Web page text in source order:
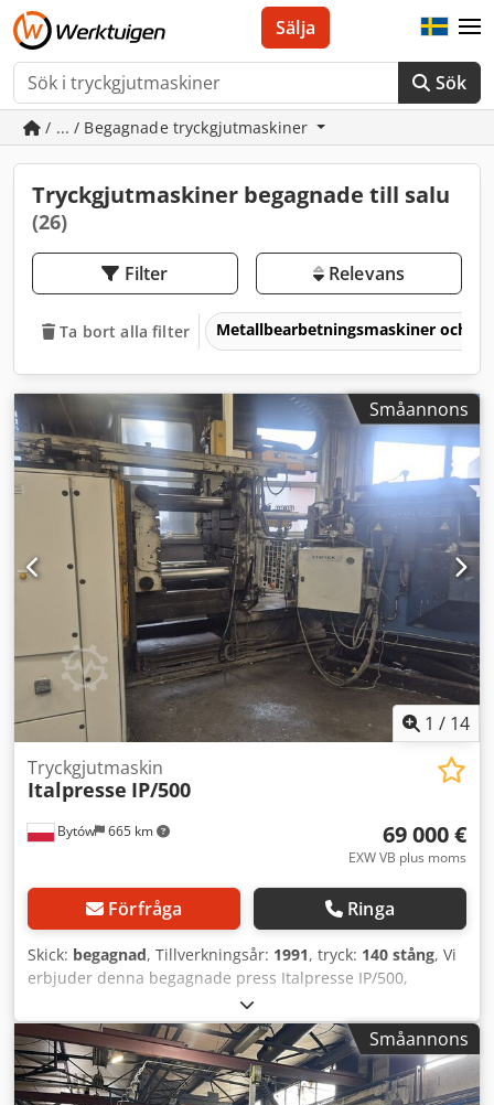
Sök
Sälja
/ ... / Begagnade tryckgjutmaskiner
Tryckgjutmaskiner begagnade till salu
(26)
Filter Relevans
Ta bort alla filter Metallbearbetningsmaskiner och
Småannons
1 / 14
Bytów 665 km
Tryckgjutmaskin
Italpresse IP/500
69 000 €
EXW VB plus moms
Förfråga Ringa
Skick: begagnad, Tillverkningsår: 1991, tryck: 140 stång, Vi
erbjuder denna begagnade press Italpresse IP/500,
tillverkningsår 1991. Tillverkningsdatum: 4/1991
Maskintyp: IP/500 Dodszdi Ezjpfx Aanjck Serienummer:
1856 Maskinen är utrustad med doseringsugn STOTEK DTE
716 (reservdelar till ugnen), sprutmunstycke Achceson Dag
1000 och avhämtningsenhet Italprsee. Styrningen har
Småannons